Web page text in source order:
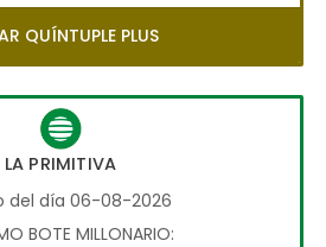
QUÍNTUPLE PLUS
LA PRIMITIVA
del día 06-08-2026
BOTE MILLONARIO: